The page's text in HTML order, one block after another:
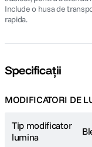
Include o husa de
rapida.
Specificații
MODIFICATORI DE
Tip modificator
lumina